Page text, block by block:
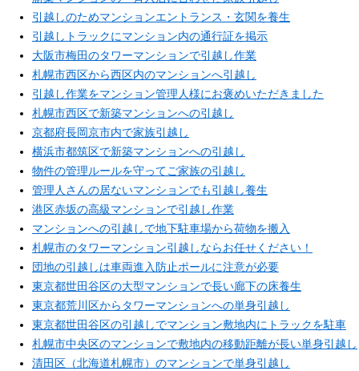
引越しのためマンションエントランス・玄関を養生
引越しトラックにマンション内の通行証を掲示
大阪市梅田のタワーマンションで引越し作業
札幌市西区から西区内のマンションへ引越し
引越し作業をマンション管理人様にお褒めいただきました
札幌市西区で新築マンションへの引越し
京都府長岡京市内で家族引越し
横浜市都筑区で新築マンションへの引越し
物件の管理ルールを守ってご家族の引越し
管理人さんの居ないマンションでも引越し養生
港区赤坂の高級マンションで引越し作業
マンションへの引越しで地下駐車場から荷物を搬入
札幌市のタワーマンション引越しならお任せください！
団地の引越しは車両進入防止ポールに注意が必要
東京都世田谷区の大型マンションで長い廊下の床養生
東京都荒川区からタワーマンションへの単身引越し
東京都世田谷区の引越しでマンション敷地内にトラックを駐車
札幌市中央区のマンションで敷地内の移動距離が長い単身引越し
清田区（北海道札幌市）のマンションで単身引越し